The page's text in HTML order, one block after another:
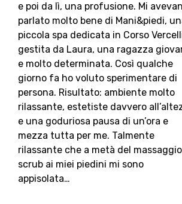
e poi da lì, una profusione. Mi
parlato molto bene di Mani&piedi,
piccola spa dedicata in Corso
gestita da Laura, una ragazza
e molto determinata. Così qualche
giorno fa ho voluto sperimentare di
persona. Risultato: ambiente molto
rilassante, estetiste davvero
e una goduriosa pausa di un’ora e
mezza tutta per me. Talmente
rilassante che a metà del massaggio
scrub ai miei piedini mi sono
appisolata…